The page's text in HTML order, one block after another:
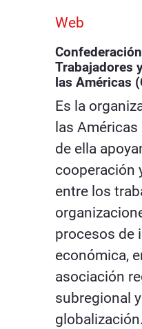
Web
Trabajadores
las Américas
Es la
las
de ella
cooperación
entre los
procesos de
económica,
asociación
subregional
globalización.